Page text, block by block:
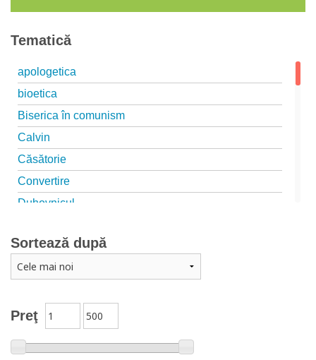
Tematică
apologetica
bioetica
Biserica în comunism
Calvin
Căsătorie
Convertire
Duhovnicul
Familia creștină
isihasm
Luther
Marturisire de Credință
Preţ
Sortează după